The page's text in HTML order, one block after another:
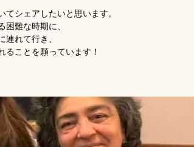
シェアしたいと思います。
難な時期に、
連れて行き、
ることを願っています！